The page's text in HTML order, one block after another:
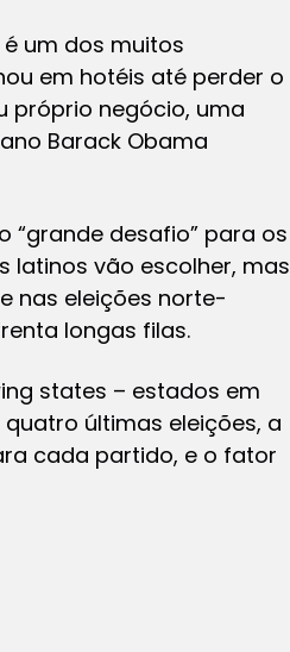
um dos muitos
em hotéis até perder o
próprio negócio, uma
Barack Obama
“grande desafio” para os
latinos vão escolher, mas
nas eleições norte-
longas filas.
states – estados em
últimas eleições, a
cada partido, e o fator